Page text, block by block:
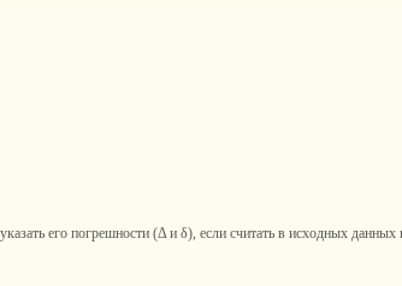
его погрешности (Δ и δ), если считать в исходных